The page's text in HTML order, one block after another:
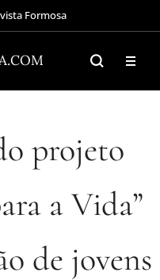
Formosa
projeto
a Vida”
de jovens